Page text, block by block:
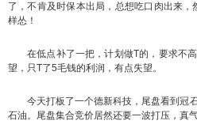
了，不肯及时保本出局，总想吃口肉出来
样怂！
在低点补了一把，计划做T的，要求不
望，只T了5毛钱的利润，有点失望。
今天打板了一个德新科技，尾盘看到冠
石油。尾盘集合竞价居然还要一波打压，真气